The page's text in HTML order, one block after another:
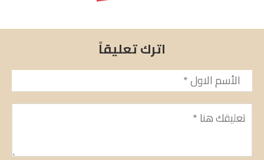
اترك تعليقاً
الأسم*
تعليق